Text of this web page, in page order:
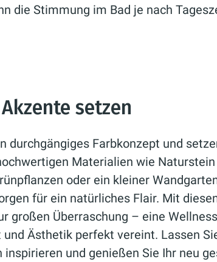
die Stimmung im Bad je nach
setzen
durchgängiges Farbkonzept und
Materialien wie Naturstein
oder ein kleiner
für ein natürliches Flair. Mit
großen Überraschung – eine
Ästhetik perfekt vereint. Lassen
inspirieren und genießen Sie Ihr neu